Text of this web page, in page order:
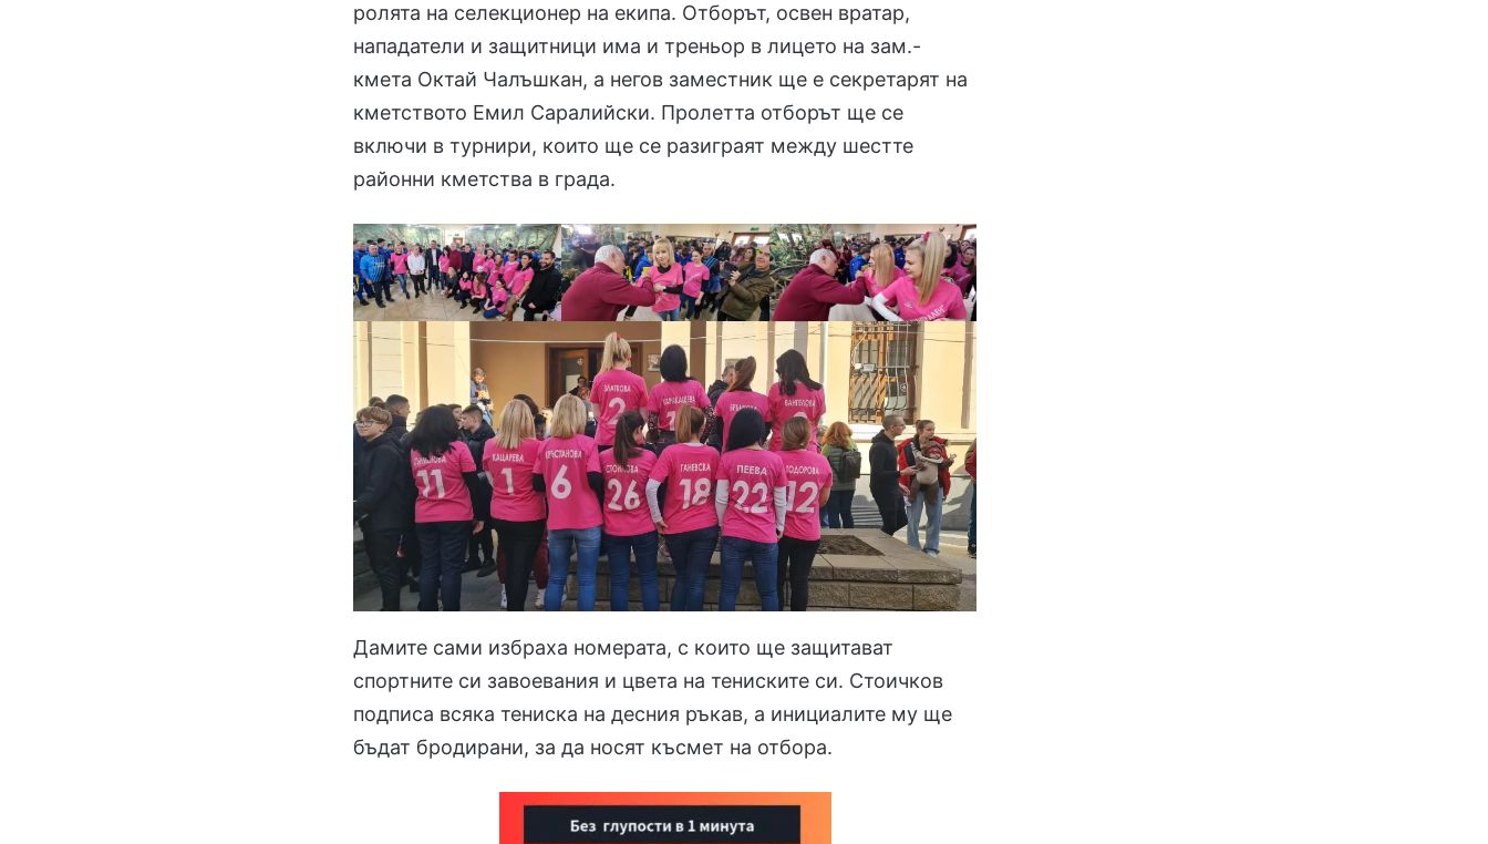
ролята на селекционер на екипа. Отборът, освен вратар,
нападатели и защитници има и треньор в лицето на зам.-
кмета Октай Чалъшкан, а негов заместник ще е секретарят на
кметството Емил Саралийски. Пролетта отборът ще се
включи в турнири, които ще се разиграят между шестте
районни кметства в града.
Дамите сами избраха номерата, с които ще защитават
спортните си завоевания и цвета на тениските си. Стоичков
подписа всяка тениска на десния ръкав, а инициалите му ще
бъдат бродирани, за да носят късмет на отбора.